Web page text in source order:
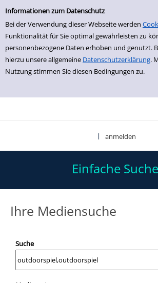
Einfache Suche
Informationen zum Datenschutz
Bei der Verwendung dieser Webseite werden
Funktionalität für Sie optimal gewährleisten zu
personenbezogene Daten erhoben und genutzt.
hierzu unsere allgemeine Datenschutzerklärung.
Nutzung stimmen Sie diesen Bedingungen zu.
anmelden
Einfache Suche
Ihre Mediensuche
Suche